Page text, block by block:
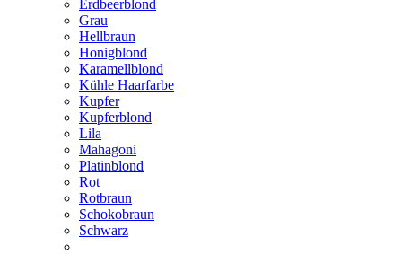
Erdbeerblond
Grau
Hellbraun
Honigblond
Karamellblond
Kühle Haarfarbe
Kupfer
Kupferblond
Lila
Mahagoni
Platinblond
Rot
Rotbraun
Schokobraun
Schwarz